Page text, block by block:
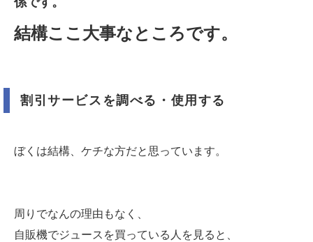
結構ここ大事なところです。
割引サービスを調べる・使用する
ぼくは結構、ケチな方だと思っています。
周りでなんの理由もなく、
自販機でジュースを買っている人を見ると、